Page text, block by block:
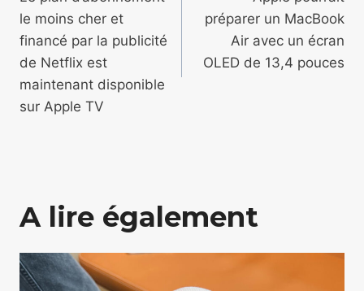
l’article
le moins cher et
financé par la publicité
de Netflix est
maintenant disponible
sur Apple TV
préparer un MacBook
Air avec un écran
OLED de 13,4 pouces
A lire également